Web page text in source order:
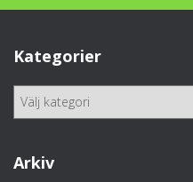
Kategorier
g
Arkiv